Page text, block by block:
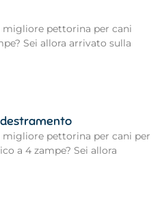
migliore pettorina per cani
Sei allora arrivato sulla
migliore pettorina per cani per
a 4 zampe? Sei allora